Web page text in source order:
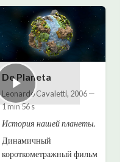
De Planeta
Leonardo Cavaletti, 2006—
1 min 56 s
История нашей планеты.
Динамичный
короткометражный фильм